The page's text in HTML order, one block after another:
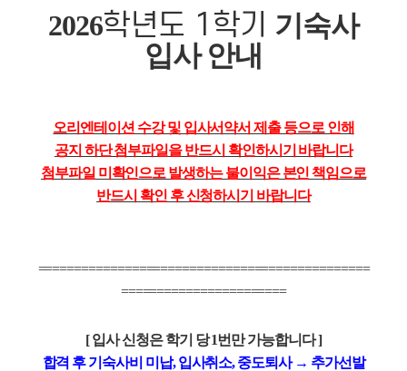
2026학년도 1학기
기숙사
입사 안내
오리엔테이션 수강 및 입사서약서 제출 등으로 인해
공지 하단 첨부파일을 반드시 확인하시기 바랍니다
첨부파일 미확인으로 발생하는 불이익은 본인 책임으로
반드시 확인 후 신청하시기 바랍니다
==============================================
=======================
[입사 신청은 학기 당1번만 가능합니다]
합격 후 기숙사비 미납,입사취소,중도퇴사 → 추가선발